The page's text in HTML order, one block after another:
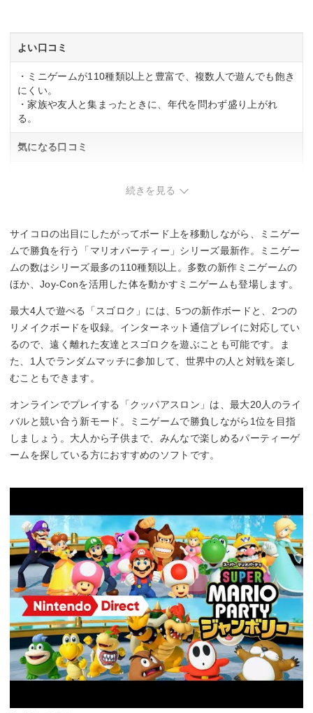
2024年10月17日
よい口コミ
・ミニゲームが110種類以上と豊富で、複数人で遊んでも飽き
にくい。
・家族や友人と集まったときに、年代を問わず盛り上がれ
る。
気になる口コミ
続きを見る
サイコロの出目にしたがってボード上を移動しながら、ミニゲー
ムで勝負を行う「マリオパーティー」シリーズ最新作。ミニゲー
ムの数はシリーズ最多の110種類以上。多数の新作ミニゲームの
ほか、Joy-Conを活用した体を動かすミニゲームも登場します。
最大4人で遊べる「スゴロク」には、5つの新作ボードと、2つの
リメイクボードを収録。インターネット通信プレイに対応してい
るので、遠く離れた友達とスゴロクを遊ぶことも可能です。ま
た、1人でランダムマッチに参加して、世界中の人と対戦を楽し
むこともできます。
オンラインでプレイする「クッパアスロン」は、最大20人のライ
バルと競い合う新モード。ミニゲームで勝負しながら1位を目指
しましょう。大人から子供まで、みんなで楽しめるパーティーゲ
ームを探している方におすすめのソフトです。